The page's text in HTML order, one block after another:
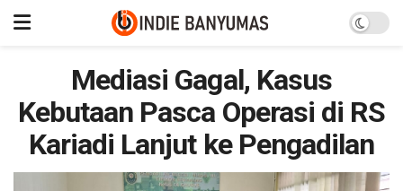
Mediasi Gagal, Kasus
Kebutaan Pasca Operasi di RS
Kariadi Lanjut ke Pengadilan